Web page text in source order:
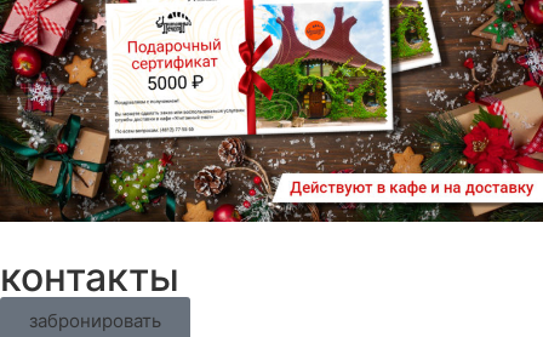
контакты
забронировать